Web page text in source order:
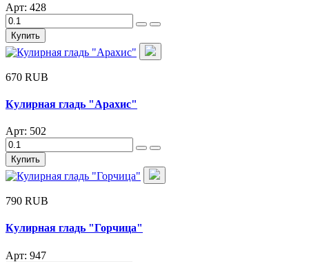
Арт: 428
Купить
670 RUB
Кулирная гладь "Арахис"
Арт: 502
Купить
790 RUB
Кулирная гладь "Горчица"
Арт: 947